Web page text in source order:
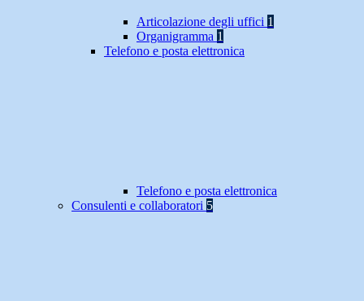
Articolazione degli uffici 1
Organigramma 1
Telefono e posta elettronica
Telefono e posta elettronica
Consulenti e collaboratori 5